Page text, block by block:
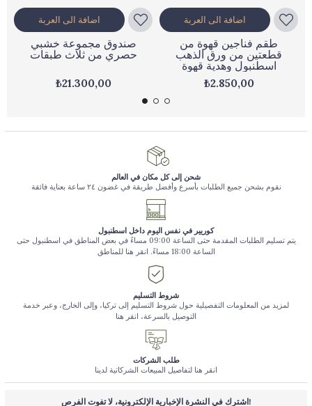
صندوق مجموعة خشبي
حصري من ثلاث طبقات
₺21.300,00
اضافة الى العربة
طقم فناجين قهوة من
قطعتين من ورق الذهب
اسطنبول وهدية قهوة
₺2.850,00
اضافة الى العربة
شحن إلى كل مكان في العالم
نقوم بشحن جميع الطلبات بأسرع وأفضل طريقة في غضون ٢٤ ساعة بعناية فائقة
كوريير في نفس اليوم داخل اسطنبول
يتم تسليم الطلبات المقدمة حتى الساعة 09:00 مساءً في بعض المناطق في اسطنبول حتى
الساعة 18:00 مساءً. انقر هنا للمناطق
شروط التسليم
لمزيد من المعلومات التفصيلية حول شروط التسليم إلى تركيا، وإلى الخارج، وعبر خدمة
التوصيل بالسرعة، انقر هنا
طلب الشركات
انقر هنا لتفاصيل المبيعات الشركاتية لدينا
اشترك في النشرة الإخبارية الإلكترونية، لا تفوت الفرص!